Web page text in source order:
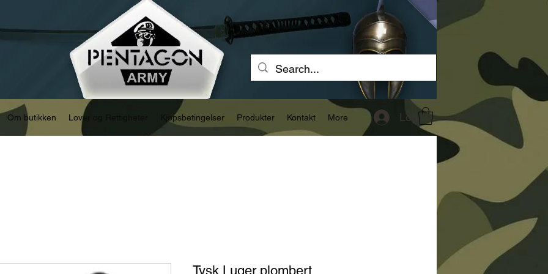
Om butikken Lover og Rettigheter Kjøpsbetingelser Produkter Kontakt More Logg inn
Tysk Luger plombert